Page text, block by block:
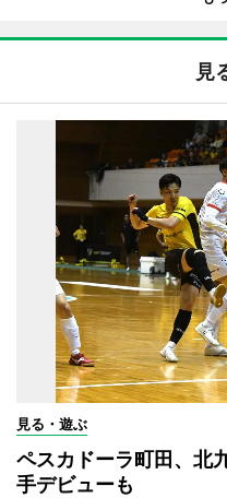
見
見る・遊ぶ
ペスカドーラ町田、
手デビューも